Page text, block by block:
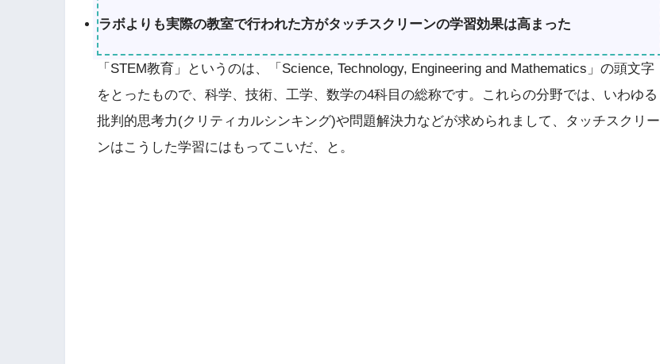
ラボよりも実際の教室で行われた方がタッチスクリーンの学習効果は高まった
「STEM教育」というのは、「Science, Technology, Engineering and Mathematics」の頭文字
をとったもので、科学、技術、工学、数学の4科目の総称です。これらの分野では、いわゆる
批判的思考力(クリティカルシンキング)や問題解決力などが求められまして、タッチスクリー
ンはこうした学習にはもってこいだ、と。